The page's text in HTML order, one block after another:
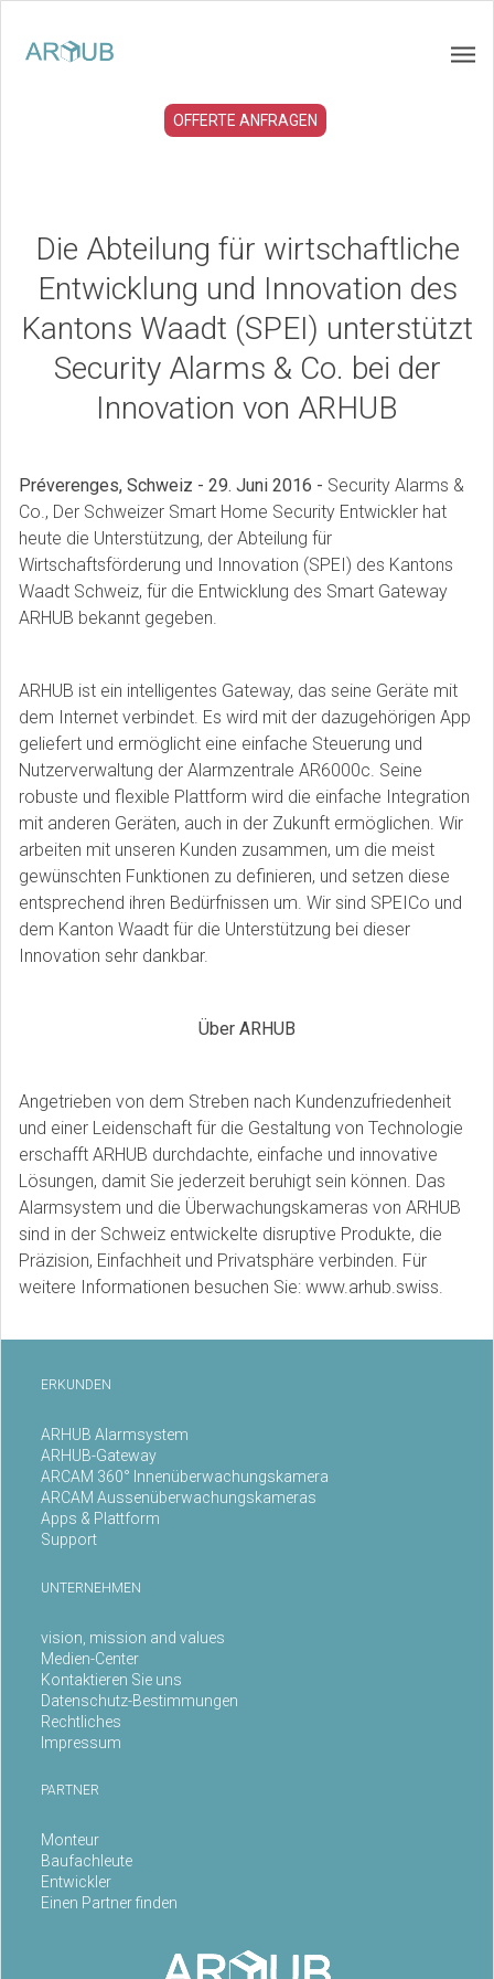
OFFERTE ANFRAGEN
Die Abteilung für wirtschaftliche
Entwicklung und Innovation des
Kantons Waadt (SPEI) unterstützt
Security Alarms & Co. bei der
Innovation von ARHUB
Préverenges, Schweiz - 29. Juni 2016 - Security Alarms &
Co., Der Schweizer Smart Home Security Entwickler hat
heute die Unterstützung, der Abteilung für
Wirtschaftsförderung und Innovation (SPEI) des Kantons
Waadt Schweiz, für die Entwicklung des Smart Gateway
ARHUB bekannt gegeben.
ARHUB ist ein intelligentes Gateway, das seine Geräte mit
dem Internet verbindet. Es wird mit der dazugehörigen App
geliefert und ermöglicht eine einfache Steuerung und
Nutzerverwaltung der Alarmzentrale AR6000c. Seine
robuste und flexible Plattform wird die einfache Integration
mit anderen Geräten, auch in der Zukunft ermöglichen. Wir
arbeiten mit unseren Kunden zusammen, um die meist
gewünschten Funktionen zu definieren, und setzen diese
entsprechend ihren Bedürfnissen um. Wir sind SPEICo und
dem Kanton Waadt für die Unterstützung bei dieser
Innovation sehr dankbar.
Über ARHUB
Angetrieben von dem Streben nach Kundenzufriedenheit
und einer Leidenschaft für die Gestaltung von Technologie
erschafft ARHUB durchdachte, einfache und innovative
Lösungen, damit Sie jederzeit beruhigt sein können. Das
Alarmsystem und die Überwachungskameras von ARHUB
sind in der Schweiz entwickelte disruptive Produkte, die
Präzision, Einfachheit und Privatsphäre verbinden. Für
weitere Informationen besuchen Sie: www.arhub.swiss.
ERKUNDEN
ARHUB Alarmsystem
ARHUB-Gateway
ARCAM 360° Innenüberwachungskamera
ARCAM Aussenüberwachungskameras
Apps & Plattform
Support
UNTERNEHMEN
vision, mission and values
Medien-Center
Kontaktieren Sie uns
Datenschutz-Bestimmungen
Rechtliches
Impressum
PARTNER
Monteur
Baufachleute
Entwickler
Einen Partner finden